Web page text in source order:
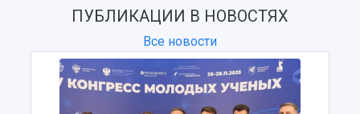
ПУБЛИКАЦИИ В НОВОСТЯХ
Все новости